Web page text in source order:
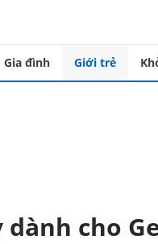
Gia đình Giới trẻ
cho